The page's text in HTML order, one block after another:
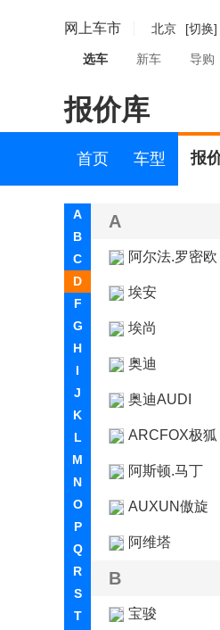
网上车市 北京 [切换]
选车 新车 导购
报价库
首页 车型 报
A
B
C
D
F
G
H
I
J
K
L
M
N
O
P
Q
R
S
T
A
阿尔法.罗密欧
埃安
埃尚
奥迪
奥迪AUDI
ARCFOX极狐
阿斯顿.马丁
AUXUN傲旋
阿维塔
B
宝骏